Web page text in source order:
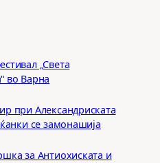
„Света
во Варна
при Александриската
се замонашија
за Антиохиската и